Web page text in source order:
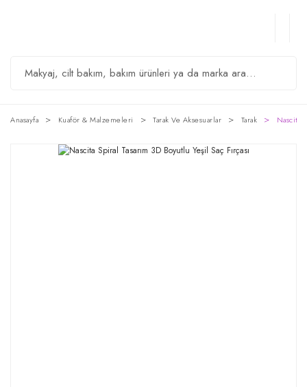
Anasayfa Kuaför & Malzemeleri Tarak Ve Aksesuarlar Tarak Nascita